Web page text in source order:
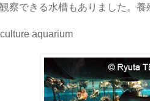
察できる水槽もありました。
aquarium